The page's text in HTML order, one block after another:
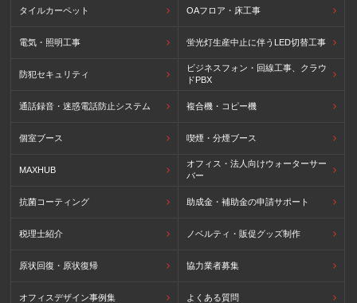
タイルカーペット OAフロア・床工事
電気・照明工事 蛍光灯生産中止に伴うLED切替工事
防犯セキュリティ
ビジネスフォン・回線工事、クラウ
ドPBX
通話録音・迷惑電話防止システム 複合機・コピー機
個室ブース 喫煙・分煙ブース
MAXHUB
オフィス・法人向けウォーターサー
バー
抗菌コーティング 助成金・補助金の申請サポート
税理士紹介 ノベルティ・販促グッズ制作
原状回復・原状復帰 協力業者募集
オフィスデザイン事例集 よくある質問